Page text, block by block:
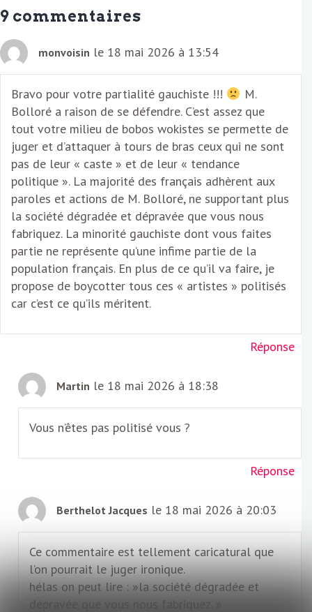
i
l
9 commentaires
monvoisin le 18 mai 2026 à 13:54
Bravo pour votre partialité gauchiste !!!
M.
Bolloré a raison de se défendre. C’est assez que
tout votre milieu de bobos wokistes se permette de
juger et d’attaquer à tours de bras ceux qui ne sont
pas de leur « caste » et de leur « tendance
politique ». La majorité des français adhèrent aux
paroles et actions de M. Bolloré, ne supportant plus
la société dégradée et dépravée que vous nous
fabriquez. La minorité gauchiste dont vous faites
partie ne représente qu’une infime partie de la
population français. En plus de ce qu’il va faire, je
propose de boycotter tous ces « artistes » politisés
car c’est ce qu’ils méritent.
Réponse
Martin le 18 mai 2026 à 18:38
Vous n’êtes pas politisé vous ?
Réponse
Berthelot Jacques le 18 mai 2026 à 20:03
Ce commentaire est tellement caricatural que
l’on pourrait le juger ironique.
hélas on peut lire : »la société dégradée et
dépravée que vous nous fabriquez. »